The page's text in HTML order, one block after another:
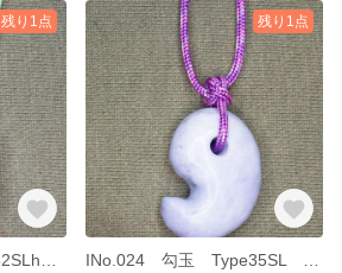
残り1点 残り1点